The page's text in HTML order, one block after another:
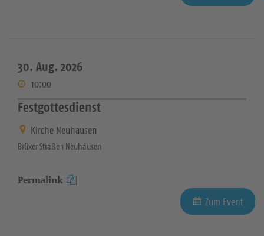
30. Aug. 2026
10:00
Festgottesdienst
Kirche Neuhausen
Brüxer Straße 1 Neuhausen
Permalink
Zum Event